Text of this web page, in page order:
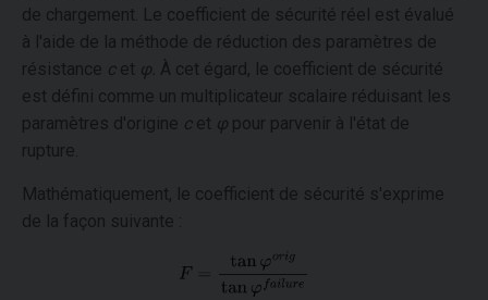
de chargement. Le coefficient de sécurité réel est évalué
à l'aide de la méthode de réduction des paramètres de
résistance cet φ À cet égard, le coefficient de sécurité
est défini comme un multiplicateur scalaire réduisant les
paramètres d'origine cet φ pour parvenir à l'état de
rupture.
Mathématiquement, le coefficient de sécurité s'exprime
de la façon suivante :